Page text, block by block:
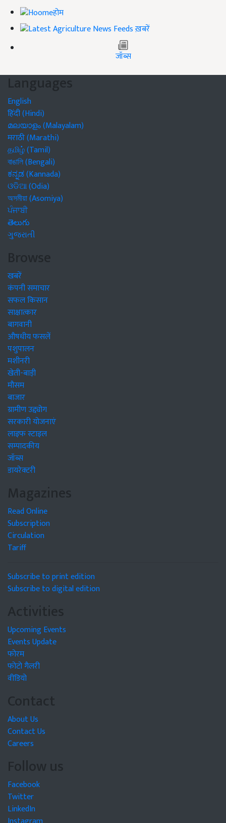
होम
ख़बरें
जॉब्स
Languages
English
हिंदी (Hindi)
മലയാളം (Malayalam)
मराठी (Marathi)
தமிழ் (Tamil)
বাঙালি (Bengali)
ಕನ್ನಡ (Kannada)
ଓଡିଆ (Odia)
অসমীয়া (Asomiya)
ਪੰਜਾਬੀ
తెలుగు
ગુજરાતી
Browse
खबरें
कंपनी समाचार
सफल किसान
साक्षात्कार
बागवानी
औषधीय फसलें
पशुपालन
मशीनरी
खेती-बाड़ी
मौसम
बाजार
ग्रामीण उद्द्योग
सरकारी योजनाएं
लाइफ स्टाइल
सम्पादकीय
जॉब्स
डायरेक्टरी
Magazines
Read Online
Subscription
Circulation
Tariff
Subscribe to print edition
Subscribe to digital edition
Activities
Upcoming Events
Events Update
फोरम
फोटो गैलरी
वीडियो
Contact
About Us
Contact Us
Careers
Follow us
Facebook
Twitter
LinkedIn